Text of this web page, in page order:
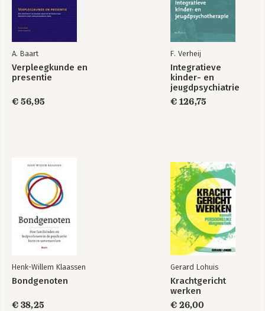
A. Baart
Verpleegkunde en
presentie
€ 56,95
F. Verheij
Integratieve
kinder- en
jeugdpsychiatrie
€ 126,75
Henk-Willem Klaassen
Bondgenoten
€ 38,25
Gerard Lohuis
Krachtgericht
werken
€ 26,00